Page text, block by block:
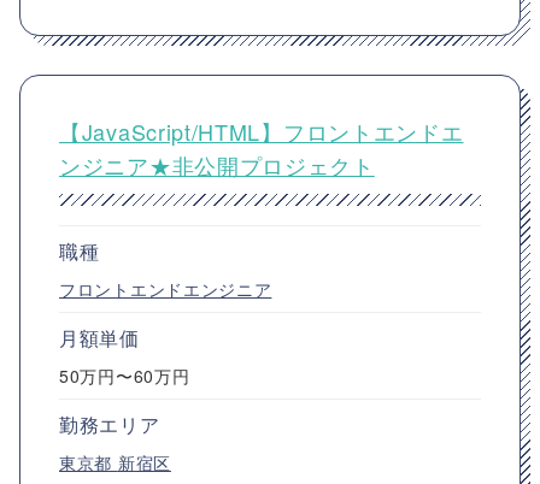
【JavaScript/HTML】フロントエンドエ
ンジニア★非公開プロジェクト
職種
フロントエンドエンジニア
月額単価
50万円〜60万円
勤務エリア
東京都 新宿区